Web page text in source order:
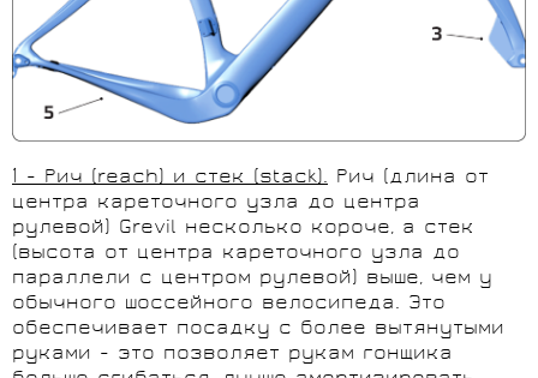
1- Рич (reach) и стек (stack). Рич (длина от
центра кареточного узла до центра
рулевой) Grevil несколько короче, а стек
(высота от центра кареточного узла до
параллели с центром рулевой) выше, чем у
обычного шоссейного велосипеда. Это
обеспечивает посадку с более вытянутыми
руками - это позволяет рукам гонщика